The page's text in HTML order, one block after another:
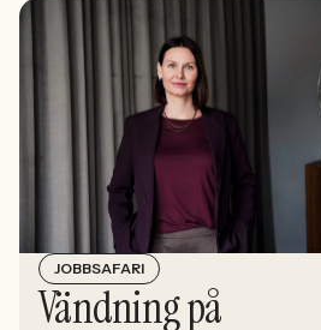
JOBBSAFARI
Vändning på